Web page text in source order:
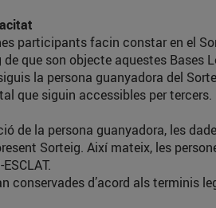
participants facin constar en el
que son objecte aquestes Bases
la persona guanyadora del
que siguin accessibles per tercers.
de la persona guanyadora, les
Sorteig. Així mateix, les
conservades d’acord als terminis